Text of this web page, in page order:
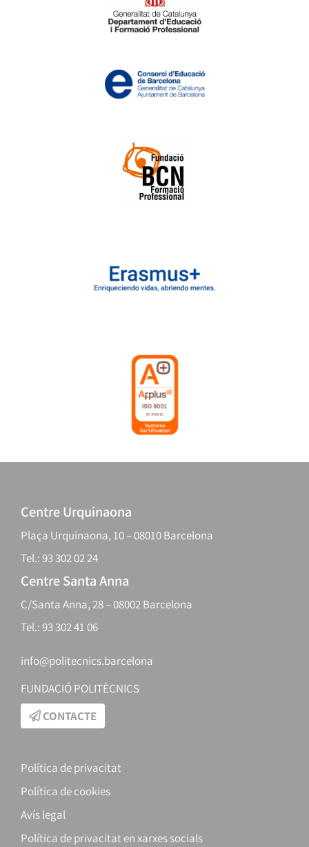
Centre Urquinaona
Plaça Urquinaona, 10 – 08010 Barcelona
Tel.: 93 302 02 24
Centre Santa Anna
C/Santa Anna, 28 – 08002 Barcelona
Tel.: 93 302 41 06
info@politecnics.barcelona
FUNDACIÓ POLITÈCNICS
CONTACTE
Política de privacitat
Política de cookies
Avís legal
Política de privacitat en xarxes socials